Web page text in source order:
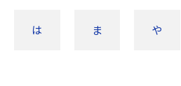
は ま や